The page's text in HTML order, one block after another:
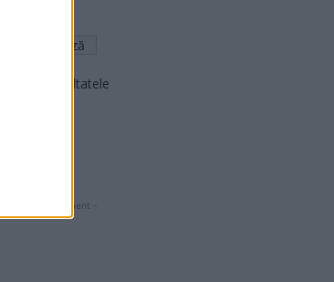
Arată rezultatele
- Advertisment -